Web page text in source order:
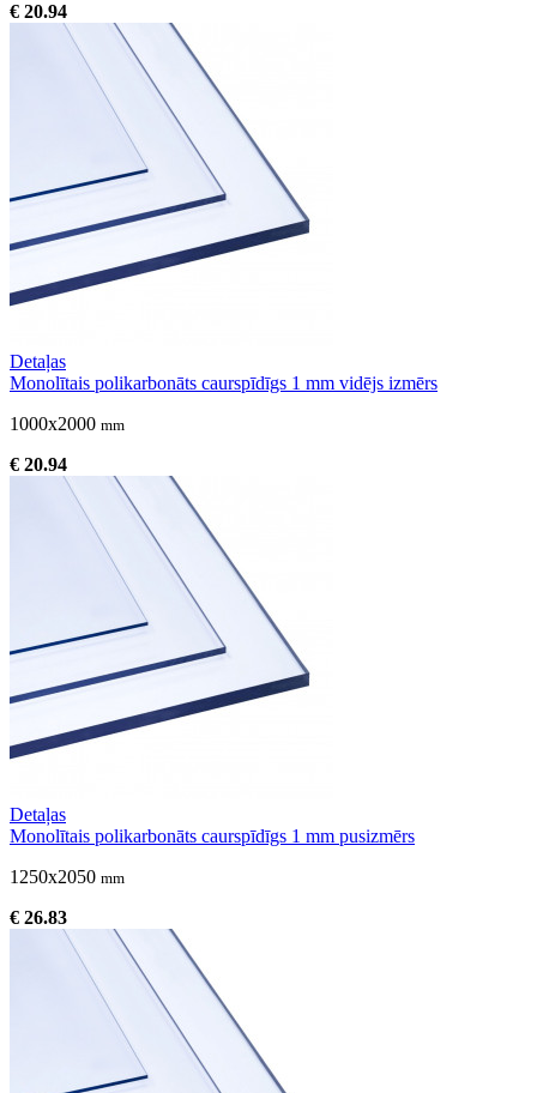
€ 20.94
Detaļas
Monolītais polikarbonāts caurspīdīgs 1 mm vidējs izmērs
1000x2000 mm
€ 20.94
Detaļas
Monolītais polikarbonāts caurspīdīgs 1 mm pusizmērs
1250x2050 mm
€ 26.83